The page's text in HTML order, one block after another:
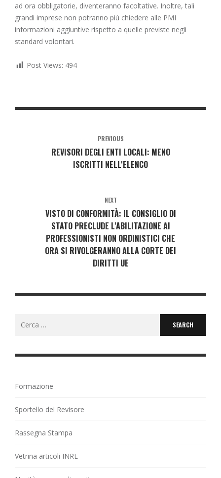
ad ora obbligatorie, diventeranno facoltative. Inoltre, tali
grandi imprese non potranno più chiedere alle PMI
informazioni aggiuntive rispetto a quelle previste negli
standard volontari.
Post Views: 494
PREVIOUS
REVISORI DEGLI ENTI LOCALI: MENO
ISCRITTI NELL'ELENCO
NEXT
VISTO DI CONFORMITÀ: IL CONSIGLIO DI
STATO PRECLUDE L'ABILITAZIONE AI
PROFESSIONISTI NON ORDINISTICI CHE
ORA SI RIVOLGERANNO ALLA CORTE DEI
DIRITTI UE
Formazione
Sportello del Revisore
Rassegna Stampa
Vetrina articoli INRL